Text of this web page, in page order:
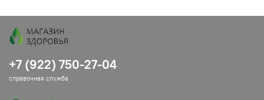
+7 (922) 750-27-04
справочная служба